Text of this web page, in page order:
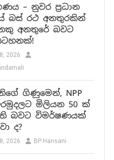
– නුවර ප්‍රධාන
බස් රථ අනතුරකින්
අනතුරේ බවට
2026
ගිණුමෙන්, NPP
මිලියන 50 ක්
බවට විමර්ෂණයක්
ද?
2026 BP Hansani